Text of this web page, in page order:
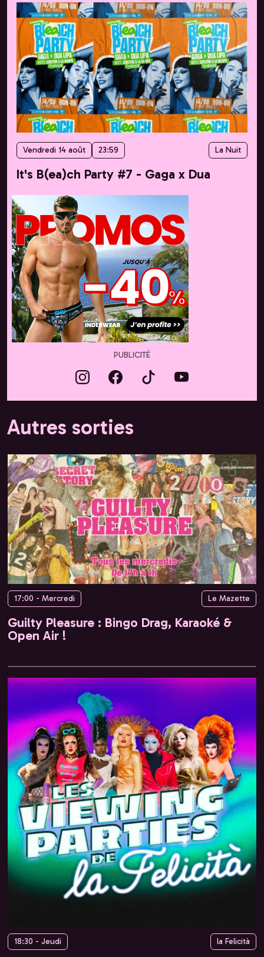
Vendredi 14 août 23:59 La Nuit
It's B(ea)ch Party #7 - Gaga x Dua
PUBLICITÉ
Autres sorties
17:00 - Mercredi Le Mazette
Guilty Pleasure : Bingo Drag, Karaoké &
Open Air !
18:30 - Jeudi la Felicità